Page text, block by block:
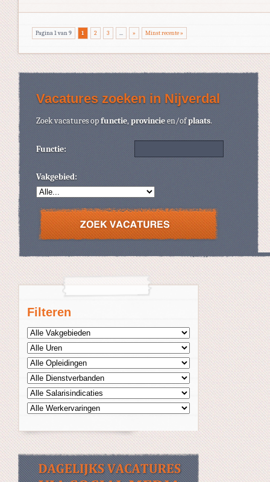
Filteren
Pagina 1 van 9 1 2 3 ... » Minst recente »
Vacatures zoeken in Nijverdal
Zoek vacatures opfunctie,provincieen/ofplaats.
Functie:
Vakgebied: